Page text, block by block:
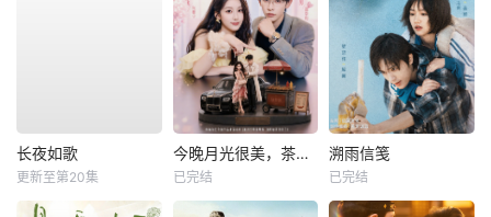
长夜如歌
更新至第20集
今晚月光很美，茶香四溢
已完结
溯雨信笺
已完结